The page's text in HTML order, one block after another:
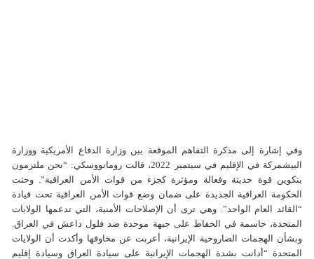
وفي إشارة إلى مذكرة التفاهم الموقعة بين وزارة الدفاع الأمريكية ووزارة
البيشمركة في الإقلیم في سبتمبر 2022، قالت رومانووسكي: “نحن ملتزمون
بتكوین قوة حديثة وفعالة ومؤثرة كجزء من قوات الأمن العراقية”. وحثت
الحكومة العراقية الجديدة على ضمان وضع قوات الأمن العراقية تحت قيادة
“القائد العام الواحد”. وهي ترى أن الإصلاحات الأمنية، التي تدعمها الولايات
المتحدة، حاسمة في الحفاظ على جبهة موحدة ضد فلول داعش في العراق.
وبشأن الهجمات الصاروخية الإيرانية، أعربت عن مخاوفها وأكدت أن الولايات
المتحدة “أدانت بشدة الهجمات الإيرانية على سيادة العراق وسيادة إقليم